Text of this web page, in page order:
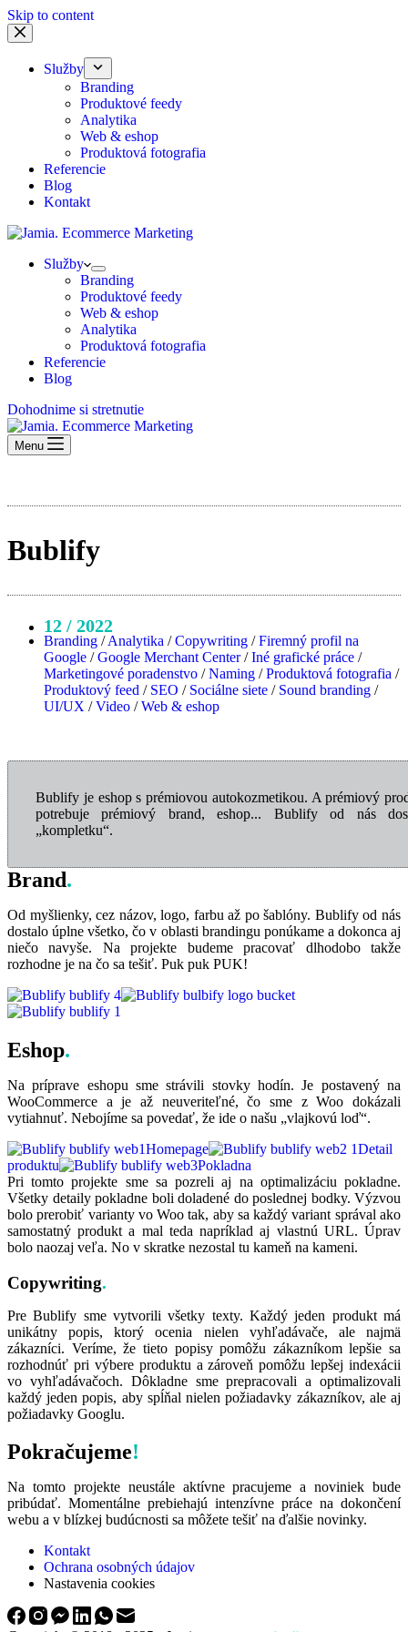
Skip to content
Služby
Branding
Produktové feedy
Analytika
Web & eshop
Produktová fotografia
Referencie
Blog
Kontakt
Služby
Branding
Produktové feedy
Web & eshop
Analytika
Produktová fotografia
Referencie
Blog
Dohodnime si stretnutie
Menu
Bublify
12 / 2022
Branding /Analytika /Copywriting /Firemný profil na
Google /Google Merchant Center/Iné grafické práce /
Marketingové poradenstvo /Naming /Produktová fotografia /
Produktový feed / SEO / Sociálne siete / Sound branding /
UI/UX /Video /Web & eshop
Bublify je eshop s prémiovou autokozmetikou. A prémiový
potrebuje prémiový brand, eshop... Bublify od nás
„kompletku“.
Brand.
Od myšlienky, cez názov, logo, farbu až po šablóny. Bublify od nás
dostalo úplne všetko, čo v oblasti brandingu ponúkame a dokonca aj
niečo navyše. Na projekte budeme pracovať dlhodobo takže
rozhodne je na čo sa tešiť. Puk puk PUK!
Eshop.
Na príprave eshopu sme strávili stovky hodín. Je postavený na
WooCommerce a je až neuveriteľné, čo sme z Woo dokázali
vytiahnuť. Nebojíme sa povedať, že ide o našu „vlajkovú loď“.
Homepage
Detail
produktu
Pokladna
Pri tomto projekte sme sa pozreli aj na optimalizáciu pokladne.
Všetky detaily pokladne boli doladené do poslednej bodky. Výzvou
bolo prerobiť varianty vo Woo tak, aby sa každý variant správal ako
samostatný produkt a mal teda napríklad aj vlastnú URL. Úprav
bolo naozaj veľa. No v skratke nezostal tu kameň na kameni.
Copywriting.
Pre Bublify sme vytvorili všetky texty. Každý jeden produkt má
unikátny popis, ktorý ocenia nielen vyhľadávače, ale najmä
zákazníci. Veríme, že tieto popisy pomôžu zákazníkom lepšie sa
rozhodnúť pri výbere produktu a zároveň pomôžu lepšej indexácii
vo vyhľadávačoch. Dôkladne sme prepracovali a optimalizovali
každý jeden popis, aby spĺňal nielen požiadavky zákazníkov, ale aj
požiadavky Googlu.
Pokračujeme!
Na tomto projekte neustále aktívne pracujeme a noviniek bude
pribúdať. Momentálne prebiehajú intenzívne práce na dokončení
webu a v blízkej budúcnosti sa môžete tešiť na ďalšie novinky.
Kontakt
Ochrana osobných údajov
Nastavenia cookies